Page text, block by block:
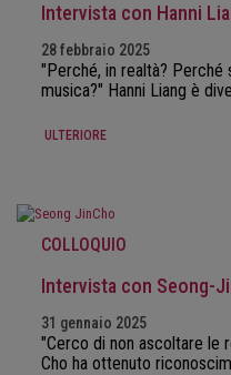
Intervista con Hanni
28 febbraio 2025
"Perché, in realtà? Perché
musica?" Hanni Liang è
ULTERIORE
COLLOQUIO
Intervista con Seong-
31 gennaio 2025
"Cerco di non ascoltare le
Cho ha ottenuto